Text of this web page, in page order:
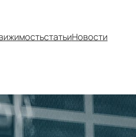
статьиНовости